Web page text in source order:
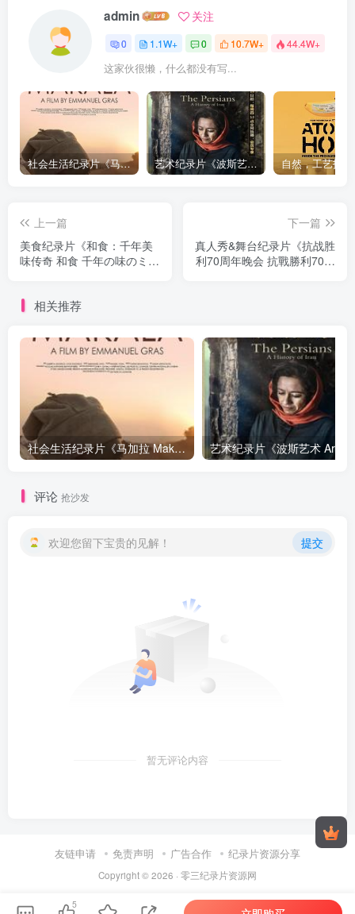
admin 关注
0 1.1W+ 0 10.7W+ 44.4W+
这家伙很懒，什么都没有写...
社会生活纪录片《马加拉 Makala》下载 艺术纪录片《波斯艺术 Art of Persia》下载
上一篇
美食纪录片《和食：千年美
味传奇 和食 千年の味のミス
下一篇
真人秀&舞台纪录片《抗战胜
利70周年晚会 抗戰勝利70周
相关推荐
社会生活纪录片《马加拉 Makala》下载
评论 抢沙发
欢迎您留下宝贵的见解！ 提交
暂无评论内容
友链申请 免责声明 广告合作 纪录片资源分享
Copyright © 2026 · 零三纪录片资源网
5